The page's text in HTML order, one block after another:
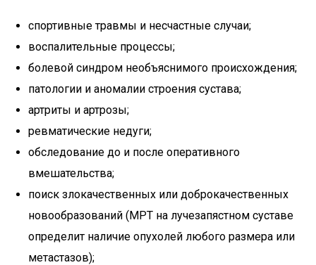
спортивные травмы и несчастные случаи;
воспалительные процессы;
болевой синдром необъяснимого происхождения;
патологии и аномалии строения сустава;
артриты и артрозы;
ревматические недуги;
обследование до и после оперативного
вмешательства;
поиск злокачественных или доброкачественных
новообразований (МРТ на лучезапястном суставе
определит наличие опухолей любого размера или
метастазов);